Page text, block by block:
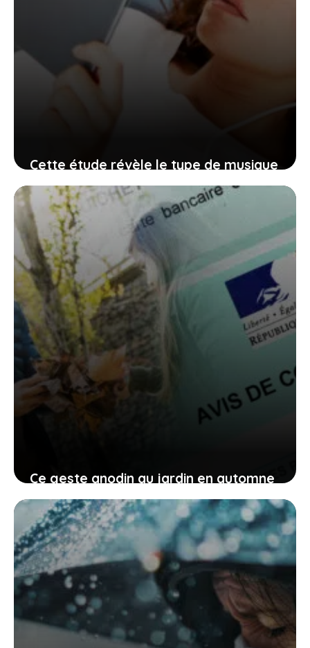
Cette étude révèle le type de musique
qu’écoutent les personnes les moins
intelligentes
14 juin 2026
Ce geste anodin au jardin en automne
peut entraîner des problèmes et vous
coûter cher
13 juin 2026